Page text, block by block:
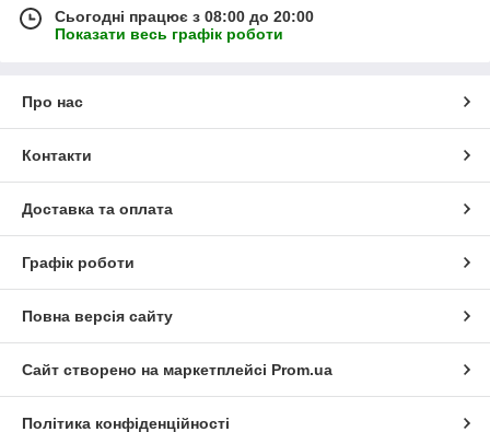
Сьогодні працює з 08:00 до 20:00
Показати весь графік роботи
Про нас
Контакти
Доставка та оплата
Графік роботи
Повна версія сайту
Сайт створено на маркетплейсі Prom.ua
Політика конфіденційності